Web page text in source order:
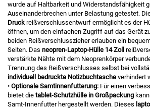
wurde auf Haltbarkeit und Widerstandsfähigkeit
Auseinanderbrechen unter Belastung getestet.
Druckreißverschlussentwurf ermöglicht es der
öffnen, um den einfachen Zugriff auf das Gerät
beiden Reißverschlusszieher erlauben ein
Seiten. Das neopren-Laptop-Hülle 14 Zoll
verstärkte Nähte mit dem Neoprenkörper
Trennung des Reißverschlusses selbst bei
individuell bedruckte Notizbuchtasche verhindert
• Optionale Samtinnenfutterung: Für einen
bietet die tablet-Schutzhülle in Großpackung
Samt-Innenfutter hergestellt werden. Dieses